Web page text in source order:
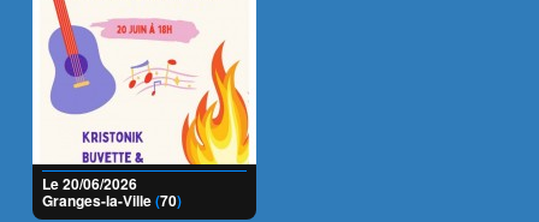
Le 20/06/2026
Granges-la-Ville(70)